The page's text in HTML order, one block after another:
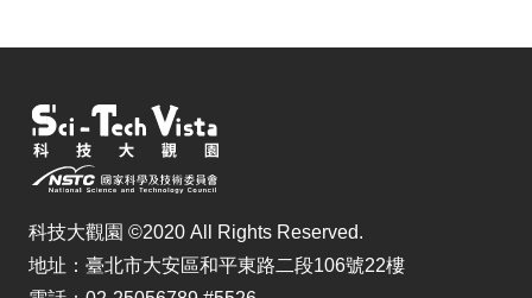
科技大觀園 ©2020 All Rights Reserved.
地址：臺北市大安區和平東路二段106號22樓